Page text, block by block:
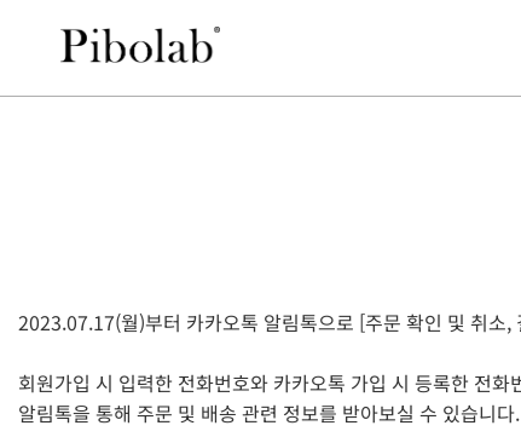
2023.07.17(월)부터 카카오톡 알림톡으로 [주문 확인 및 취소
회원가입 시 입력한 전화번호와 카카오톡 가입 시 등록한 전
알림톡을 통해 주문 및 배송 관련 정보를 받아보실 수 있습니다.